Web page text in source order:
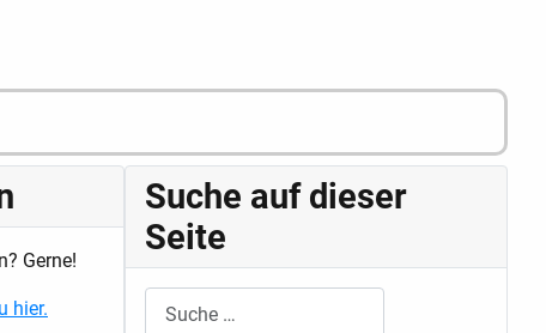
Gerne!
hier.
Suche auf dieser
Seite